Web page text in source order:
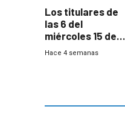
Los titulares de
las 6 del
miércoles 15 de
julio de 2026
Hace 4 semanas